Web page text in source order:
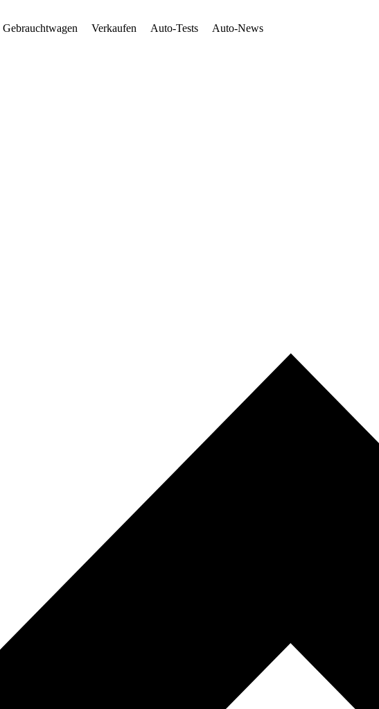
Gebrauchtwagen Verkaufen Auto-Tests Auto-News